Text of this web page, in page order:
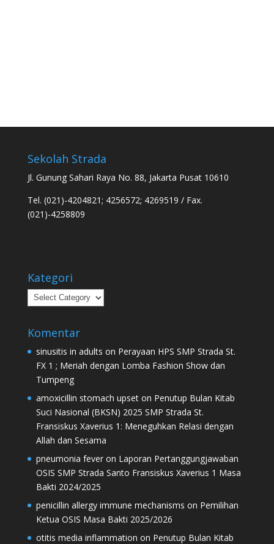
Sekolah Strada
Jl. Gunung Sahari Raya No. 88, Jakarta Pusat 10610
Tel. (021)-4204821; 4256572; 4269519 / Fax.
(021)-4258809
Kategori
Kategori
Komentar
sinusitis in adults on Perayaan HPS SMP Strada St.
FX 1 ; Meriah dengan Lomba Fashion Show dan
Tumpeng
amoxicillin stomach upseton Penutup Bulan Kitab
Suci Nasional (BKSN) 2025 SMP Strada St.
Fransiskus Xaverius 1: Meneguhkan Relasi dengan
Allah dan Sesama
pneumonia feveron Laporan Pertanggungjawaban
OSIS SMP Strada Santo Fransiskus Xaverius 1 Masa
Bakti 2024/2025
penicillin allergy immune mechanisms on Pemilihan
Ketua OSIS Masa Bakti 2025/2026
otitis media inflammation on Penutup Bulan Kitab